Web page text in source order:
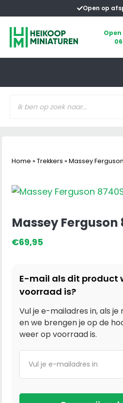
naar
inhoud
Open op
zoeken
Home » Trekkers » Massey
Massey Ferguson
€69,95
E-mail als dit product
voorraad is?
Vul je e-mailadres in, als
en we brengen je op de
weer op voorraad is.